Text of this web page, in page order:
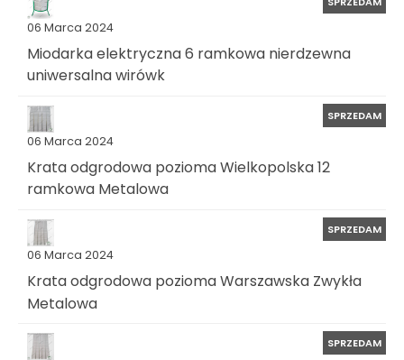
06 Marca 2024
Miodarka elektryczna 6 ramkowa nierdzewna
uniwersalna wirówk
06 Marca 2024
SPRZEDAM
Krata odgrodowa pozioma Wielkopolska 12
ramkowa Metalowa
06 Marca 2024
SPRZEDAM
Krata odgrodowa pozioma Warszawska Zwykła
Metalowa
SPRZEDAM